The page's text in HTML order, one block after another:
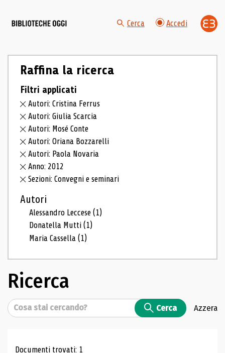
Cerca Accedi
Raffina la ricerca
Filtri applicati
Autori: Cristina Ferrus
Autori: Giulia Scarcia
Autori: Mosé Conte
Autori: Oriana Bozzarelli
Autori: Paola Novaria
Anno: 2012
Sezioni: Convegni e seminari
Autori
Alessandro Leccese(1)
Donatella Mutti(1)
Maria Cassella(1)
Ricerca
Cerca Cerca Azzera
Documenti trovati: 1